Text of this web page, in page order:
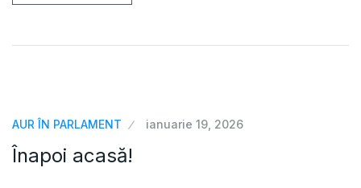
AUR ÎN PARLAMENT ianuarie 19, 2026
Înapoi acasă!